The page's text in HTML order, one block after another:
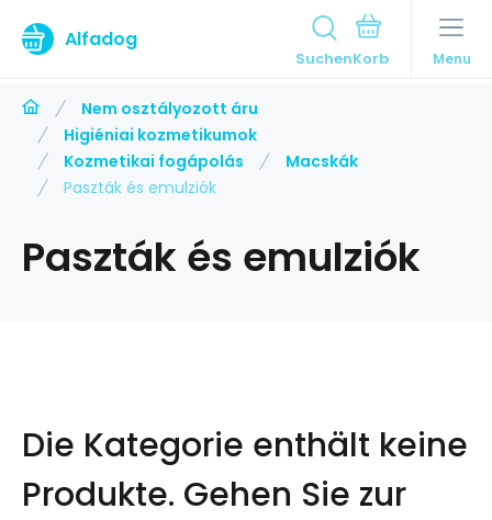
Alfadog
Suchen Menu
Nem osztályozott áru
Higiéniai kozmetikumok
Kozmetikai fogápolás
Macskák
Paszták és emulziók
Paszták és emulziók
Die Kategorie enthält keine
Produkte. Gehen Sie zur